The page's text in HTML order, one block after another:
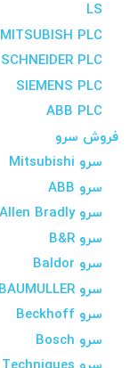
LS
MITSUBISH PLC
SCHNEIDER PLC
SIEMENS PLC
ABB PLC
فروش سرو
سرو Mitsubishi
سرو ABB
سرو Allen Bradly
سرو B&R
سرو Baldor
سرو BAUMULLER
سرو Beckhoff
سرو Bosch